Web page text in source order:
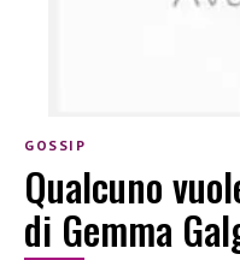
GOSSIP
Qualcuno
di Gemma